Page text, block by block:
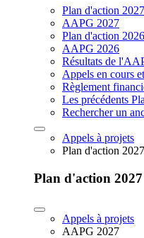
Plan d'action 2027
AAPG 2027
Plan d'action 2026
AAPG 2026
Résultats de
Appels en cours
Règlement
Les précédents
Rechercher un
Appels à projets
Plan d'action 2027
Plan d'action 2027
Appels à projets
AAPG 2027